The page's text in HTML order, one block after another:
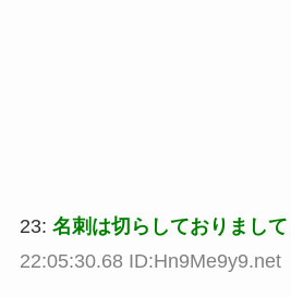
23: 名刺は切らしておりまして
22:05:30.68 ID:Hn9Me9y9.net